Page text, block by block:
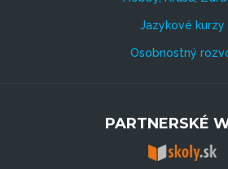
Jazykové kurzy
Osobnostný
PARTNERSKÉ